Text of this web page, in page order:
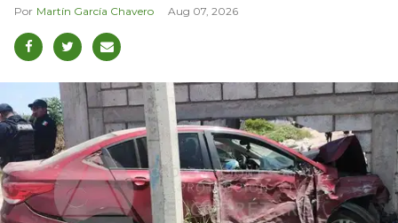
Martín García Chavero Aug 07, 2026